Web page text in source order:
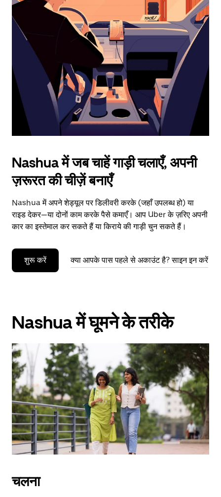
date.
Press
the
escape
button
the
calendar.
Nashua में जब चाहें गाड़ी चलाएँ, अपनी
ज़रूरत की चीज़ें बनाएँ
Nashua में अपने शेड्यूल पर डिलीवरी करके (जहाँ उपलब्ध हो) या
राइड देकर—या दोनों काम करके पैसे कमाएँ। आप Uber के ज़रिए अपनी
कार का इस्तेमाल कर सकते हैं या किराये की गाड़ी चुन सकते हैं।
शुरू करें क्या आपके पास पहले से अकाउंट है? साइन इन करें
Nashua में घूमने के तरीके
चलना